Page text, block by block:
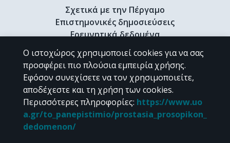
Σχετικά με την Πέργαμο
Επιστημονικές δημοσιεύσεις
Ερευνητικά δεδομένα
Διδακτορικές διατριβές & Γκρίζα βιβλιογραφία
Προφίλ Ερευνητή
CC BY-NC 4.0
Εκτός αν αναφέρεται διαφορετικά, το υλικό της "Περγάμου" διατίθεται
Ο ιστοχώρος χρησιμοποιεί cookies για να σας
προσφέρει πιο πλούσια εμπειρία χρήσης.
Εφόσον συνεχίσετε να τον χρησιμοποιείτε,
αποδέχεστε και τη χρήση των cookies.
Περισσότερες πληροφορίες: https://www.uo
a.gr/to_panepistimio/prostasia_prosopikon_
dedomenon/